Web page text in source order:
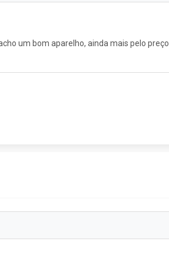
um bom aparelho, ainda mais pelo preço.